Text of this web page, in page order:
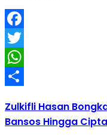
Facebook
Twitter
WhatsApp
Zulkifli Hasan
Bansos Hingga